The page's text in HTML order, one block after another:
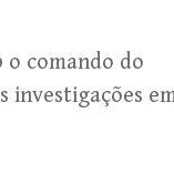
o comando do
investigações